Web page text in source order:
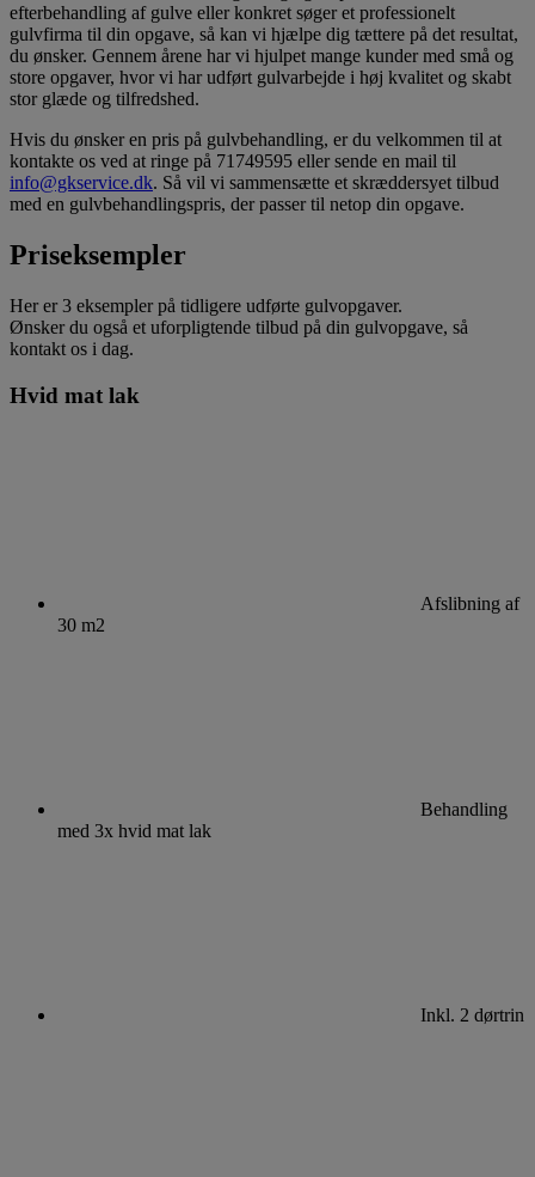
efterbehandling af gulve eller konkret søger et professionelt
gulvfirma til din opgave, så kan vi hjælpe dig tættere på det resultat,
du ønsker. Gennem årene har vi hjulpet mange kunder med små og
store opgaver, hvor vi har udført gulvarbejde i høj kvalitet og skabt
stor glæde og tilfredshed.
Hvis du ønsker en pris på gulvbehandling, er du velkommen til at
kontakte os ved at ringe på 71749595 eller sende en mail til
info@gkservice.dk. Så vil vi sammensætte et skræddersyet tilbud
med en gulvbehandlingspris, der passer til netop din opgave.
Priseksempler
Her er 3 eksempler på tidligere udførte gulvopgaver.
Ønsker du også et uforpligtende tilbud på din gulvopgave, så
kontakt os i dag.
Hvid mat lak
Afslibning af
30 m2
Behandling
med 3x hvid mat lak
Inkl. 2 dørtrin